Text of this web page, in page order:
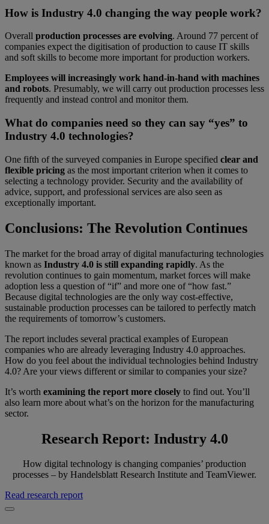
How is Industry 4.0 changing the way people work?
Overall production processes are evolving. Around 77 percent of
companies expect the digitisation of production to cause IT skills
and soft skills to become more important for production workers.
Employees will increasingly work hand-in-hand with machines
and robots. Presumably, we will carry out production processes less
frequently and instead control and monitor them.
What do companies need so they can say “yes” to
Industry 4.0 technologies?
One fifth of the surveyed companies in Europe specified clear and
flexible pricing as the most important criterion when it comes to
selecting a technology provider. Security and the availability of
advice, support, and professional services are also seen as
exceptionally important.
Conclusions: The Revolution Continues
The market for the broad array of digital manufacturing technologies
known as Industry 4.0 is still expanding rapidly. As the
revolution continues to gain momentum, market forces will make
adoption less a question of “if” and more one of “how fast.”
Because digital technologies are the only way cost-effective,
sustainable production processes can be tailored to perfectly match
the requirements of tomorrow’s customers.
The report includes several practical examples of European
companies who are already leveraging Industry 4.0 approaches.
How do you feel about the individual technologies behind Industry
4.0? Are your views different or similar to companies your size?
It’s worth examining the report more closely to find out. You’ll
also learn more about what’s on the horizon for the manufacturing
sector.
Research Report: Industry 4.0
How digital technology is changing companies’ production
processes – by Handelsblatt Research Institute and TeamViewer.
Read research report